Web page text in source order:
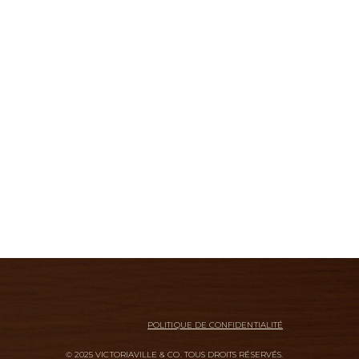
POLITIQUE DE CONFIDENTIALITÉ
© 2025 VICTORIAVILLE & CO. TOUS DROITS RÉSERVÉS.